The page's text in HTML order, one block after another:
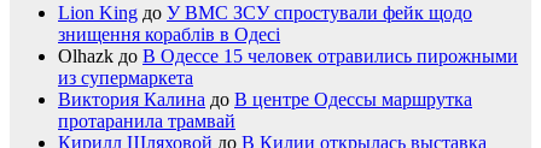
Lion King до У ВМС ЗСУ спростували фейк щодо
знищення кораблів в Одесі
Olhazk до В Одессе 15 человек отравились пирожными
из супермаркета
Виктория Калина до В центре Одессы маршрутка
протаранила трамвай
Кирилл Шляховой до В Килии открылась выставка